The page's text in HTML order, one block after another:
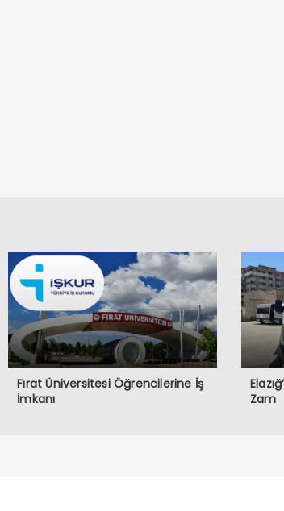
Fırat Üniversitesi Öğrencilerine İş
İmkanı
Zam